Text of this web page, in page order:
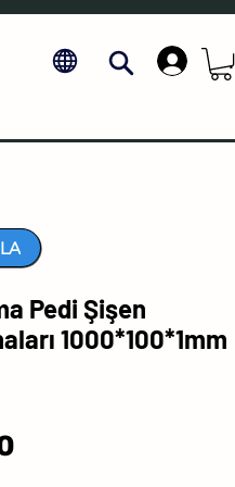
.
Pedi Şişen
1000*100*1mm